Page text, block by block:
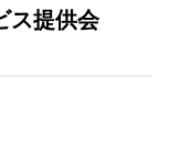
ス提供会